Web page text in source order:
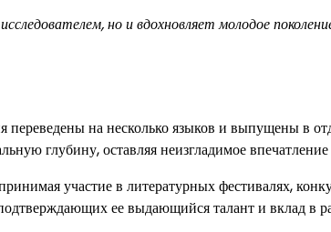
но и вдохновляет молодое
переведены на несколько языков и выпущены в
глубину, оставляя неизгладимое
участие в литературных фестивалях,
ее выдающийся талант и вклад в